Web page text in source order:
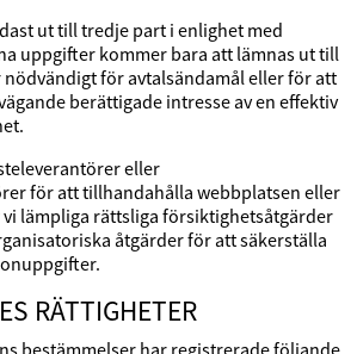
ut till tredje part i enlighet med
uppgifter kommer bara att lämnas ut till
för avtalsändamål eller för att
berättigade intresse av en effektiv
eller
för att tillhandahålla webbplatsen eller
lämpliga rättsliga försiktighetsåtgärder
åtgärder för att säkerställa
RÄTTIGHETER
bestämmelser har registrerade följande